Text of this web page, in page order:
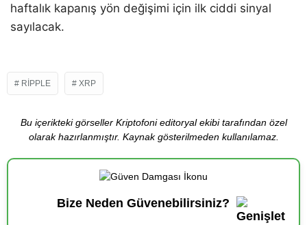
haftalık kapanış yön değişimi için ilk ciddi sinyal
sayılacak.
RIPPLE XRP
Bu içerikteki görseller Kriptofoni editoryal ekibi tarafından özel
olarak hazırlanmıştır. Kaynak gösterilmeden kullanılamaz.
Bize Neden Güvenebilirsiniz?